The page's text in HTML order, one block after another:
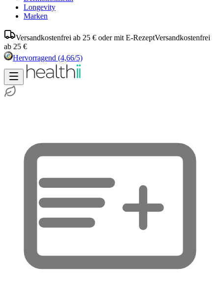
Longevity
Marken
Versandkostenfrei ab 25 € oder mit E-RezeptVersandkostenfrei
ab 25 €
Hervorragend (4,66/5)